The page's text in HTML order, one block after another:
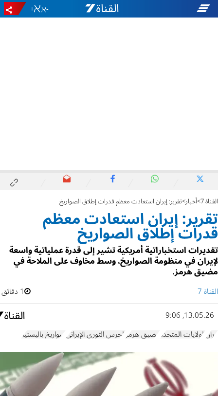
-
+
القناة 7 أخبار تقرير: إيران استعادت معظم قدرات إطلاق الصواريخ
تقرير: إيران استعادت معظم
قدرات إطلاق الصواريخ
تقديرات استخباراتية أمريكية تشير إلى قدرة عملياتية واسعة
لإيران في منظومة الصواريخ، وسط مخاوف على الملاحة في
مضيق هرمز.
القناة 7
1 دقائق
13.05.26, 9:06
إيرانالولايات المتحدة مضيق هرمزالحرس الثوري الإيراني صواريخ باليستية